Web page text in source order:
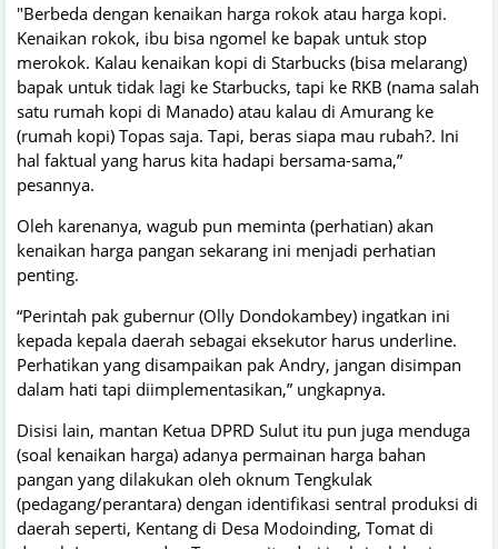
"Berbeda dengan kenaikan harga rokok atau harga kopi.
Kenaikan rokok, ibu bisa ngomel ke bapak untuk stop
merokok. Kalau kenaikan kopi di Starbucks (bisa melarang)
bapak untuk tidak lagi ke Starbucks, tapi ke RKB (nama salah
satu rumah kopi di Manado) atau kalau di Amurang ke
(rumah kopi) Topas saja. Tapi, beras siapa mau rubah?. Ini
hal faktual yang harus kita hadapi bersama-sama,”
pesannya.
Oleh karenanya, wagub pun meminta (perhatian) akan
kenaikan harga pangan sekarang ini menjadi perhatian
penting.
“Perintah pak gubernur (Olly Dondokambey) ingatkan ini
kepada kepala daerah sebagai eksekutor harus underline.
Perhatikan yang disampaikan pak Andry, jangan disimpan
dalam hati tapi diimplementasikan,” ungkapnya.
Disisi lain, mantan Ketua DPRD Sulut itu pun juga menduga
(soal kenaikan harga) adanya permainan harga bahan
pangan yang dilakukan oleh oknum Tengkulak
(pedagang/perantara) dengan identifikasi sentral produksi di
daerah seperti, Kentang di Desa Modoinding, Tomat di